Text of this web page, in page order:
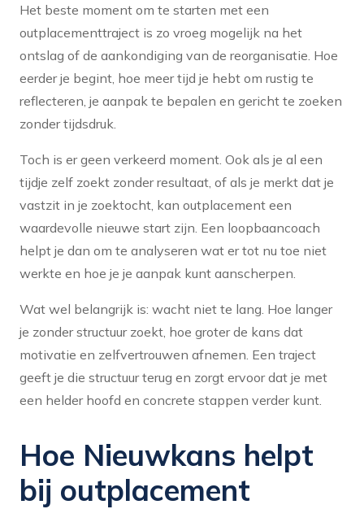
Het beste moment om te starten met een
outplacementtraject is zo vroeg mogelijk na het
ontslag of de aankondiging van de reorganisatie. Hoe
eerder je begint, hoe meer tijd je hebt om rustig te
reflecteren, je aanpak te bepalen en gericht te zoeken
zonder tijdsdruk.
Toch is er geen verkeerd moment. Ook als je al een
tijdje zelf zoekt zonder resultaat, of als je merkt dat je
vastzit in je zoektocht, kan outplacement een
waardevolle nieuwe start zijn. Een loopbaancoach
helpt je dan om te analyseren wat er tot nu toe niet
werkte en hoe je je aanpak kunt aanscherpen.
Wat wel belangrijk is: wacht niet te lang. Hoe langer
je zonder structuur zoekt, hoe groter de kans dat
motivatie en zelfvertrouwen afnemen. Een traject
geeft je die structuur terug en zorgt ervoor dat je met
een helder hoofd en concrete stappen verder kunt.
Hoe Nieuwkans helpt
bij outplacement